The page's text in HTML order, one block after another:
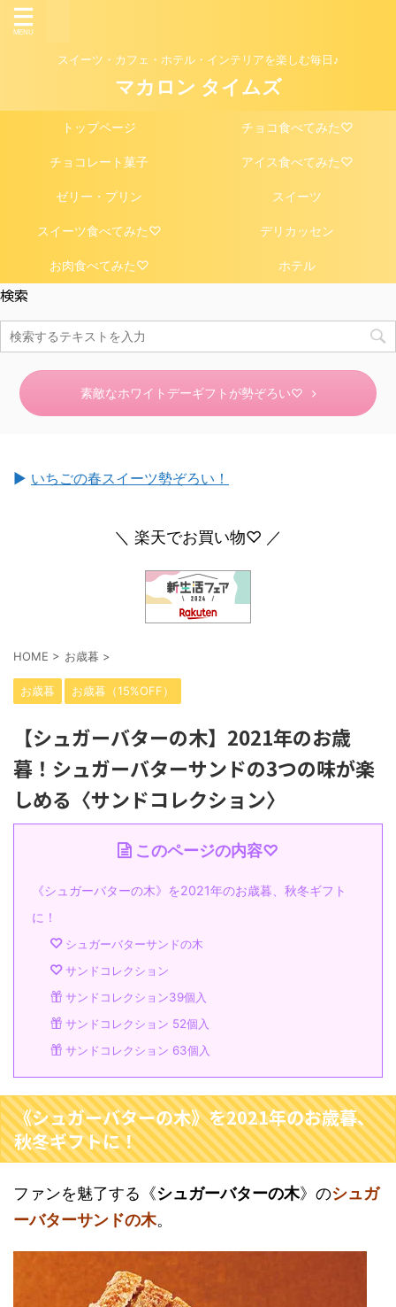
スイーツ・カフェ・ホテル・インテリアを楽しむ毎日♪
マカロン タイムズ
トップページ チョコ食べてみた♡
チョコレート菓子 アイス食べてみた♡
ゼリー・プリン スイーツ
スイーツ食べてみた♡ デリカッセン
お肉食べてみた♡ ホテル
検索
素敵なホワイトデーギフトが勢ぞろい♡
► いちごの春スイーツ勢ぞろい！
＼ 楽天でお買い物♡ ／
HOME > お歳暮 >
お歳暮 お歳暮（15%OFF）
【シュガーバターの木】2021年のお歳
暮！シュガーバターサンドの3つの味が楽
しめる〈サンドコレクション〉
このページの内容♡
《シュガーバターの木》を2021年のお歳暮、秋冬ギフト
に！
シュガーバターサンドの木
サンドコレクション
サンドコレクション39個入
サンドコレクション 52個入
サンドコレクション 63個入
《シュガーバターの木》を2021年のお歳暮、
秋冬ギフトに！
ファンを魅了する《シュガーバターの木》のシュガ
ーバターサンドの木。